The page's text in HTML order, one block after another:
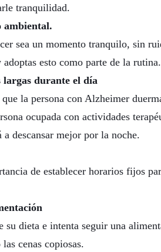
tranquilidad.
ambiental.
sea un momento tranquilo, sin
esto como parte de la rutina.
largas durante el día
la persona con Alzheimer
ocupada con actividades
a descansar mejor por la noche.
de establecer horarios fijos
su dieta e intenta seguir una
cenas copiosas.